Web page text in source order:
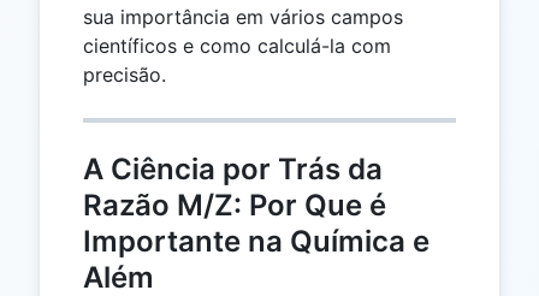
sua importância em vários campos
científicos e como calculá-la com
precisão.
A Ciência por Trás da
Razão M/Z: Por Que é
Importante na Química e
Além